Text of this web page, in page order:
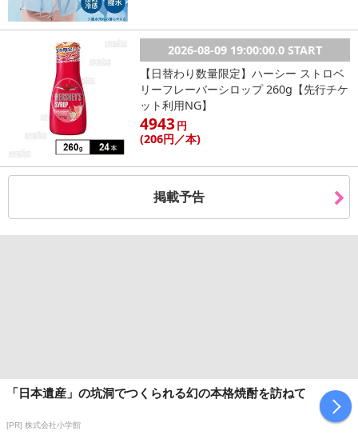
2026-08-09 19:00:00.0 START
【日替わり数量限定】ハーシー ストロベ
リーフレーバーシロップ 260g【先行チケ
ット利用NG】
4943円
(206円／本)
掲載予告
「日本遺産」の坑洞でつくられる幻の本格焼酎を訪ねて
[PR] 株式会社小学館